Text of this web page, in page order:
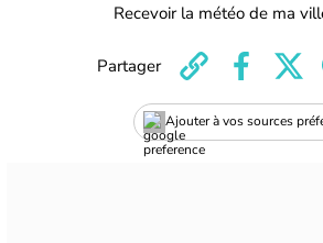
Recevoir la météo de ma
Ajouter à vos sources
Partager